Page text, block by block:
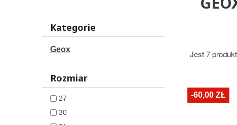
Kategorie
Geox
Rozmiar
27
30
Jest 7
-60,00 ZŁ